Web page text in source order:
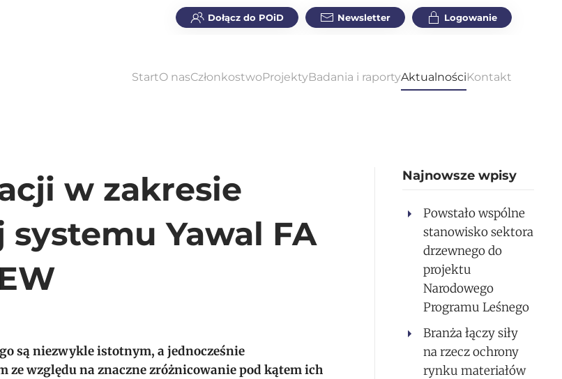
Dołącz do POiD Newsletter Logowanie
StartO nasCzłonkostwoProjektyBadania i raportyAktualnościKontakt
w zakresie
Yawal FA
są niezwykle istotnym, a jednocześnie
względu na znaczne zróżnicowanie pod kątem ich
Najnowsze wpisy
Powstało wspólne
stanowisko sektora
drzewnego do
projektu
Narodowego
Programu Leśnego
Branża łączy siły
na rzecz ochrony
rynku materiałów